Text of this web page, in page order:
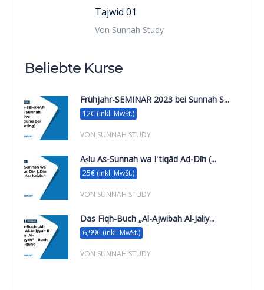
Tajwid 01
Von Sunnah Study
Beliebte Kurse
Frühjahr-SEMINAR 2023 bei Sunnah S...
12€ (inkl. MwSt.)
VON SUNNAH STUDY
Aṣlu As-Sunnah wa Iʿtiqād Ad-Dīn (...
25€ (inkl. MwSt.)
VON SUNNAH STUDY
Das Fiqh-Buch „Al-Ajwibah Al-Jaliy...
6,99€ (inkl. MwSt.)
VON SUNNAH STUDY